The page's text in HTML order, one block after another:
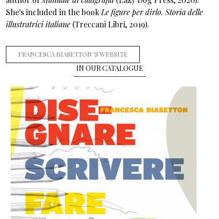
She's included in the book Le figure per dirlo. Storia delle
illustratrici italiane (Treccani Libri, 2019).
FRANCESCA BIASETTON 'S WEBSITE
IN OUR CATALOGUE